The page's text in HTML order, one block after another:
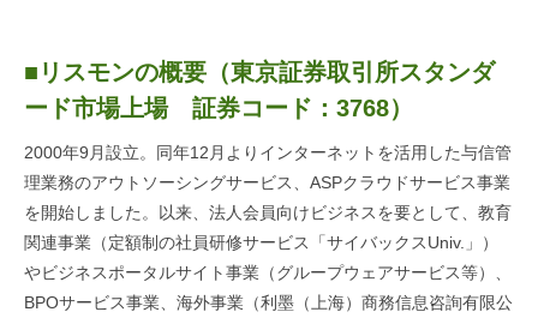
■リスモンの概要（東京証券取引所スタンダ
ード市場上場 証券コード：3768）
2000年9月設立。同年12月よりインターネットを活用した与信管
理業務のアウトソーシングサービス、ASPクラウドサービス事業
を開始しました。以来、法人会員向けビジネスを要として、教育
関連事業（定額制の社員研修サービス「サイバックスUniv.」）
やビジネスポータルサイト事業（グループウェアサービス等）、
BPOサービス事業、海外事業（利墨（上海）商務信息咨詢有限公